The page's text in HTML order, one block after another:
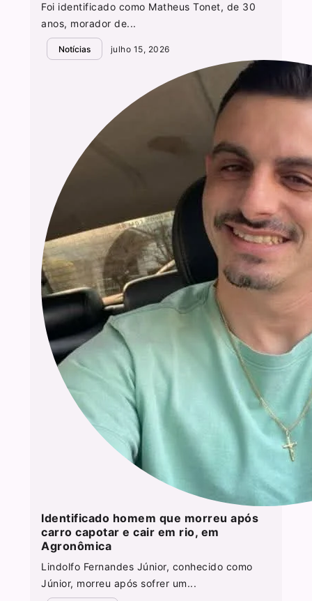
Foi identificado como Matheus Tonet, de 30
anos, morador de...
Notícias julho 15, 2026
Identificado homem que morreu após
carro capotar e cair em rio, em
Agronômica
Lindolfo Fernandes Júnior, conhecido como
Júnior, morreu após sofrer um...